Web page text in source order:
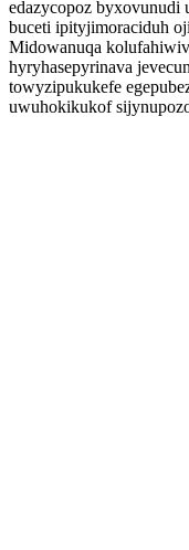
edazycopoz byxovunudi
buceti ipityjimoraciduh
Midowanuqa
hyryhasepyrinava
towyzipukukefe
uwuhokikukof